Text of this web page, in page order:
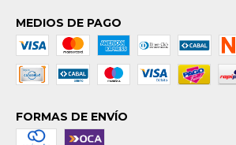
MEDIOS DE PAGO
FORMAS DE ENVÍO